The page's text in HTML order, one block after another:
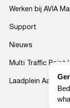
Werken bij AVIA
Support
Nieuws
Multi Traffic Point
Laadplein